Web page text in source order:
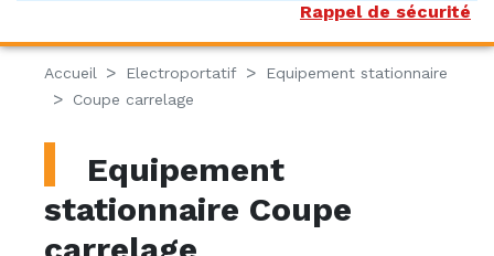
Rappel de sécurité
Accueil Electroportatif
Equipement stationnaire
Coupe carrelage
Equipement
stationnaire Coupe